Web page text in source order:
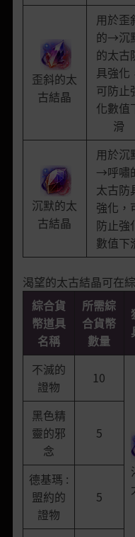
歪斜的太
古結晶
用於歪
的→沉
的太古
具強化
可防止
化數值
滑
沉默的太
古結晶
用於沉
→呼嘯
太古防
強化，
防止強
數值下
渴望的太古結晶可在
綜合貨
幣道具
名稱
所需綜
合貨幣
數量
不滅的
證物
10
黑色精
靈的邪
念
5
德基瑪 :
盟約的
證物
5